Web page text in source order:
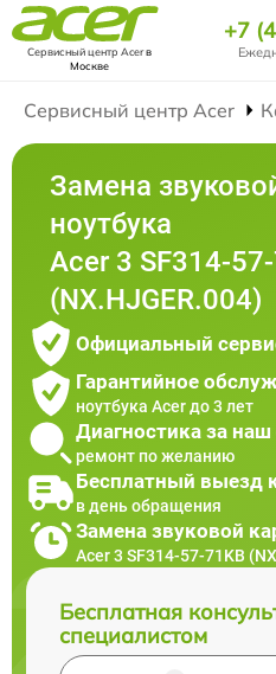
Сервисный центр Acerв
Москве
+7
Сервисный центр Acer
Замена
ноутбука
Acer 3 SF314-
(NX.HJGER.004)
Официальный
Гарантийное
ноутбука Acer до 3 лет
Диагностика за наш
ремонт по желанию
Бесплатный выезд
в день обращения
Замена звуковой
Acer 3 SF314-57-71KB
Бесплатная
специалистом